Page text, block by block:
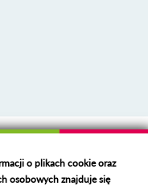
o plikach cookie oraz
osobowych znajduje się